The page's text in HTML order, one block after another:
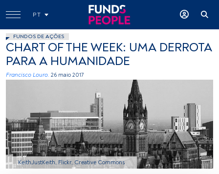
PT
FUNDOS DE AÇÕES
CHART OF THE WEEK: UMA DERROTA
PARA A HUMANIDADE
Francisco Louro. 26 maio 2017
KeithJustKeith, Flickr, Creative Commons